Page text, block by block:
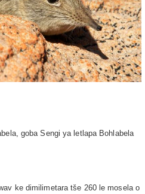
goba Sengi ya letlapa Bohlabela
ke dimilimetara tše 260 le mosela o